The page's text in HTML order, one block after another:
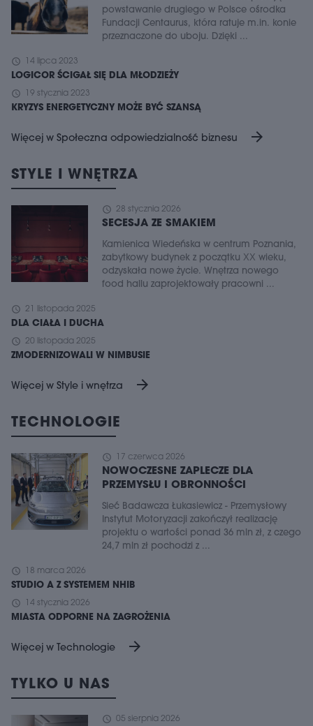
powstawanie drugiego w Polsce ośrodka
Fundacji Centaurus, która ratuje m.in. konie
przeznaczone do uboju. Dzięki ...
schedule 14 lipca 2023
LOGICOR ŚCIGAŁ SIĘ DLA MŁODZIEŻY
schedule 19 stycznia 2023
KRYZYS ENERGETYCZNY MOŻE BYĆ SZANSĄ
Więcej w Społeczna odpowiedzialność biznesu arrow_forward
STYLE I WNĘTRZA
schedule 28 stycznia 2026
SECESJA ZE SMAKIEM
Kamienica Wiedeńska w centrum Poznania,
zabytkowy budynek z początku XX wieku,
odzyskała nowe życie. Wnętrza nowego
food hallu zaprojektowały pracowni ...
schedule 21 listopada 2025
DLA CIAŁA I DUCHA
schedule 20 listopada 2025
ZMODERNIZOWALI W NIMBUSIE
Więcej w Style i wnętrza arrow_forward
TECHNOLOGIE
schedule 17 czerwca 2026
NOWOCZESNE ZAPLECZE DLA
PRZEMYSŁU I OBRONNOŚCI
Sieć Badawcza Łukasiewicz - Przemysłowy
Instytut Motoryzacji zakończył realizację
projektu o wartości ponad 36 mln zł, z czego
24,7 mln zł pochodzi z ...
schedule 18 marca 2026
STUDIO A Z SYSTEMEM NHIB
schedule 14 stycznia 2026
MIASTA ODPORNE NA ZAGROŻENIA
Więcej w Technologie arrow_forward
TYLKO U NAS
schedule 05 sierpnia 2026